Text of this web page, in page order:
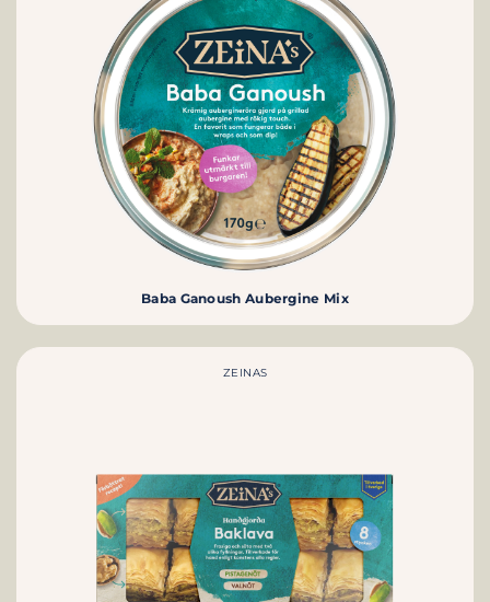
Baba Ganoush Aubergine Mix
ZEINAS